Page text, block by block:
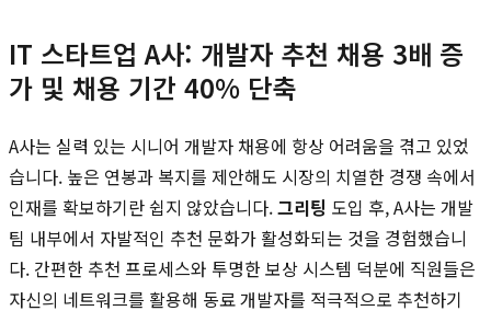
IT 스타트업 A사: 개발자 추천 채용 3배 증
가 및 채용 기간 40% 단축
A사는 실력 있는 시니어 개발자 채용에 항상 어려움을 겪고 있었
습니다. 높은 연봉과 복지를 제안해도 시장의 치열한 경쟁 속에서
인재를 확보하기란 쉽지 않았습니다.그리팅 도입 후, A사는 개발
팀 내부에서 자발적인 추천 문화가 활성화되는 것을 경험했습니
다. 간편한 추천 프로세스와 투명한 보상 시스템 덕분에 직원들은
자신의 네트워크를 활용해 동료 개발자를 적극적으로 추천하기